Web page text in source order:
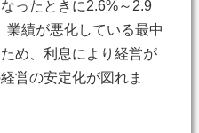
ったときに2.6%～2.9
業績が悪化している最中
め、利息により経営が
営の安定化が図れま